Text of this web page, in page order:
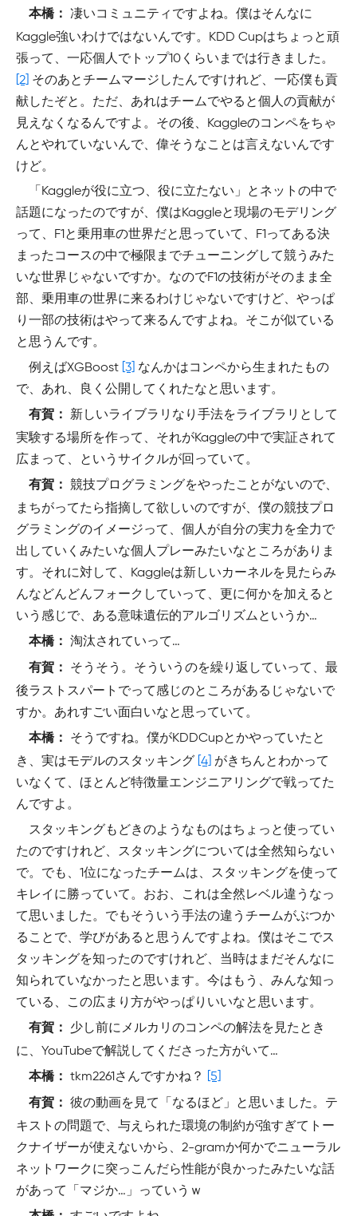
本橋：
凄いコミュニティですよね。僕はそんなに
Kaggle強いわけではないんです。KDD Cupはちょっと頑
張って、一応個人でトップ10くらいまでは行きました。
[2] そのあとチームマージしたんですけれど、一応僕も貢
献したぞと。ただ、あれはチームでやると個人の貢献が
見えなくなるんですよ。その後、Kaggleのコンペをちゃ
んとやれていないんで、偉そうなことは言えないんです
けど。
「Kaggleが役に立つ、役に立たない」とネットの中で
話題になったのですが、僕はKaggleと現場のモデリング
って、F1と乗用車の世界だと思っていて、F1ってある決
まったコースの中で極限までチューニングして競うみた
いな世界じゃないですか。なのでF1の技術がそのまま全
部、乗用車の世界に来るわけじゃないですけど、やっぱ
り一部の技術はやって来るんですよね。そこが似ている
と思うんです。
例えばXGBoost [3] なんかはコンペから生まれたもの
で、あれ、良く公開してくれたなと思います。
有賀：
新しいライブラリなり手法をライブラリとして
実験する場所を作って、それがKaggleの中で実証されて
広まって、というサイクルが回っていて。
有賀：
競技プログラミングをやったことがないので、
まちがってたら指摘して欲しいのですが、僕の競技プロ
グラミングのイメージって、個人が自分の実力を全力で
出していくみたいな個人プレーみたいなところがありま
す。それに対して、Kaggleは新しいカーネルを見たらみ
んなどんどんフォークしていって、更に何かを加えると
いう感じで、ある意味遺伝的アルゴリズムというか…
本橋： 淘汰されていって…
有賀：
そうそう。そういうのを繰り返していって、最
後ラストスパートでって感じのところがあるじゃないで
すか。あれすごい面白いなと思っていて。
本橋：
そうですね。僕がKDDCupとかやっていたと
き、実はモデルのスタッキング [4] がきちんとわかって
いなくて、ほとんど特徴量エンジニアリングで戦ってた
んですよ。
スタッキングもどきのようなものはちょっと使ってい
たのですけれど、スタッキングについては全然知らない
で。でも、1位になったチームは、スタッキングを使って
キレイに勝っていて。おお、これは全然レベル違うなっ
て思いました。でもそういう手法の違うチームがぶつか
ることで、学びがあると思うんですよね。僕はそこでス
タッキングを知ったのですけれど、当時はまだそんなに
知られていなかったと思います。今はもう、みんな知っ
ている、この広まり方がやっぱりいいなと思います。
有賀：
少し前にメルカリのコンペの解法を見たとき
に、YouTubeで解説してくださった方がいて…
本橋： tkm2261さんですかね？ [5]
有賀：
彼の動画を見て「なるほど」と思いました。テ
キストの問題で、与えられた環境の制約が強すぎてトー
クナイザーが使えないから、2-gramか何かでニューラル
ネットワークに突っこんだら性能が良かったみたいな話
があって「マジか…」っていうｗ